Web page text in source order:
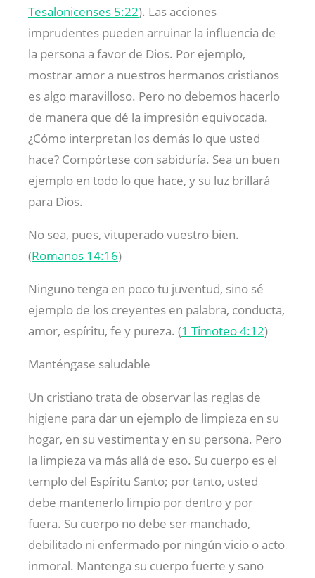
Tesalonicenses 5:22). Las acciones
imprudentes pueden arruinar la influencia de
la persona a favor de Dios. Por ejemplo,
mostrar amor a nuestros hermanos cristianos
es algo maravilloso. Pero no debemos hacerlo
de manera que dé la impresión equivocada.
¿Cómo interpretan los demás lo que usted
hace? Compórtese con sabiduría. Sea un buen
ejemplo en todo lo que hace, y su luz brillará
para Dios.
No sea, pues, vituperado vuestro bien.
(Romanos 14:16)
Ninguno tenga en poco tu juventud, sino sé
ejemplo de los creyentes en palabra, conducta,
amor, espíritu, fe y pureza. (1 Timoteo 4:12)
Manténgase saludable
Un cristiano trata de observar las reglas de
higiene para dar un ejemplo de limpieza en su
hogar, en su vestimenta y en su persona. Pero
la limpieza va más allá de eso. Su cuerpo es el
templo del Espíritu Santo; por tanto, usted
debe mantenerlo limpio por dentro y por
fuera. Su cuerpo no debe ser manchado,
debilitado ni enfermado por ningún vicio o acto
inmoral. Mantenga su cuerpo fuerte y sano